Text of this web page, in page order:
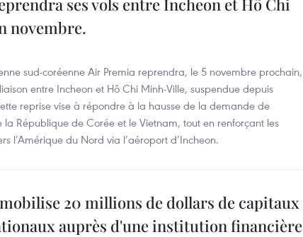
ses vols entre Incheon et Hô Chi
novembre.
sud-coréenne Air Premia reprendra, le 5 novembre prochain,
entre Incheon et Hô Chi Minh-Ville, suspendue depuis
reprise vise à répondre à la hausse de la demande de
République de Corée et le Vietnam, tout en renforçant les
l’Amérique du Nord via l’aéroport d’Incheon.
20 millions de dollars de capitaux
auprès d'une institution financière